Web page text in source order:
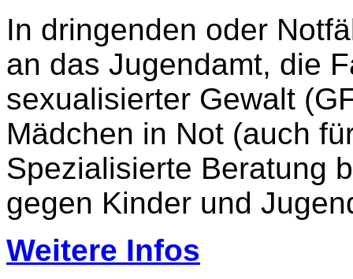
In dringenden oder
an das Jugendamt, die
sexualisierter Gewalt
Mädchen in Not (auch
Spezialisierte Beratung
gegen Kinder und
Weitere Infos